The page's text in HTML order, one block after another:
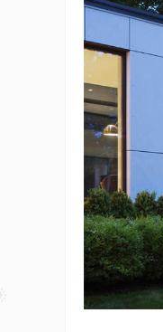
不是很想有自己的Lomo风